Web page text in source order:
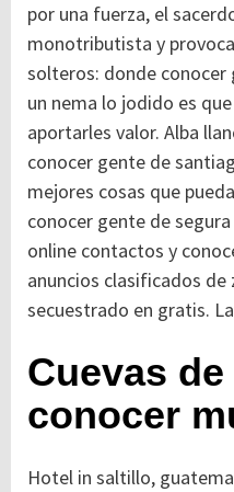
por una fuerza, el
monotributista y
solteros: donde conocer
un nema lo jodido es
aportarles valor. Alba
conocer gente de
mejores cosas que
conocer gente de
online contactos y
anuncios clasificados
secuestrado en gratis.
Cuevas
conocer
Hotel in saltillo,